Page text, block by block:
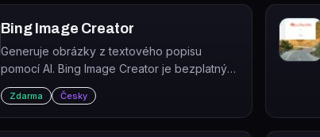
Bing Image Creator
Generuje obrázky z textového popisu
pomocí AI. Bing Image Creator je bezplatný
webový nástroj od Microsoftu postavený na
modelu DALL·E.
Zdarma Česky